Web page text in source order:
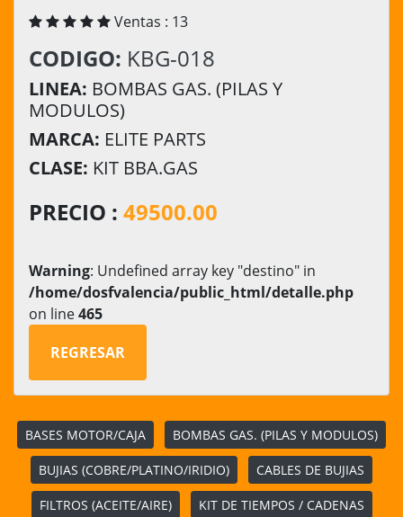
Ventas : 13
CODIGO: KBG-018
LINEA: BOMBAS GAS. (PILAS Y
MODULOS)
MARCA: ELITE PARTS
CLASE: KIT BBA.GAS
PRECIO : 49500.00
Warning: Undefined array key "destino" in
/home/dosfvalencia/public_html/detalle.php
on line465
REGRESAR
BASES MOTOR/CAJA BOMBAS GAS. (PILAS Y MODULOS)
BUJIAS (COBRE/PLATINO/IRIDIO) CABLES DE BUJIAS
FILTROS (ACEITE/AIRE) KIT DE TIEMPOS / CADENAS